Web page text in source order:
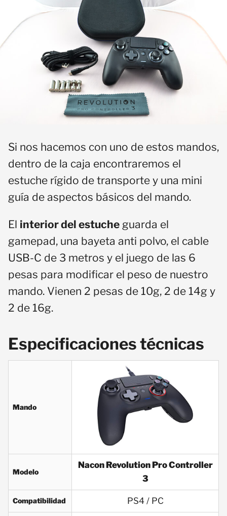
Si nos hacemos con uno de estos mandos,
dentro de la caja encontraremos el
estuche rígido de transporte y una mini
guía de aspectos básicos del mando.
El interior del estuche guarda el
gamepad, una bayeta anti polvo, el cable
USB-C de 3 metros y el juego de las 6
pesas para modificar el peso de nuestro
mando. Vienen 2 pesas de 10g, 2 de 14g y
2 de 16g.
Especificaciones técnicas
Mando
Modelo
Nacon Revolution Pro Controller
3
Compatibilidad PS4 / PC